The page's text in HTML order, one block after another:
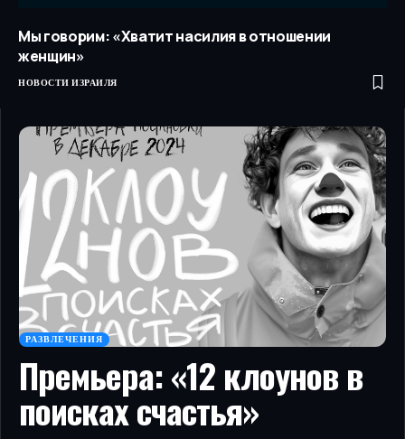
Мы говорим: «Хватит насилия в отношении
женщин»
НОВОСТИ ИЗРАИЛЯ
РАЗВЛЕЧЕНИЯ
Премьера: «12 клоунов в
поисках счастья»